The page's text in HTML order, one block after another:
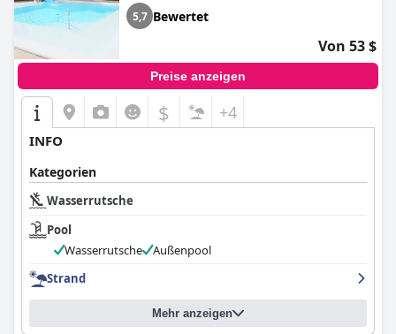
5,7 Bewertet
Von 53 $
Preise anzeigen
$ +4
INFO
Kategorien
Wasserrutsche
Pool
Wasserrutsche
Außenpool
Strand
Mehr anzeigen